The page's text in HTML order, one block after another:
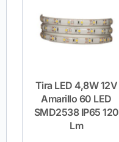
Tira LED 4,8W 12V
Amarillo 60 LED
SMD2538 IP65 120
Lm